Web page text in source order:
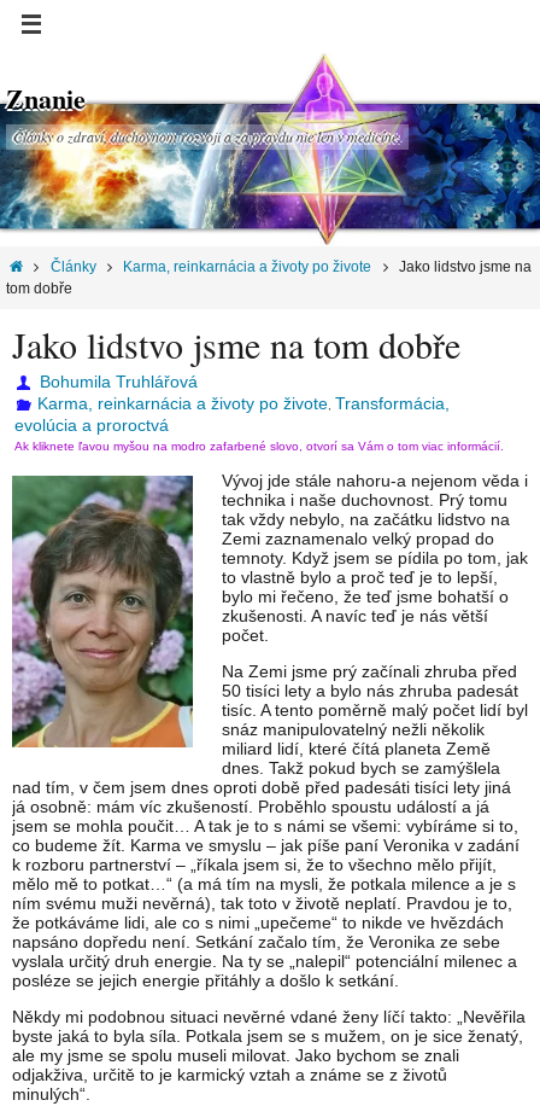
Znanie
Články o zdraví, duchovnom rozvoji a za pravdu nie len v medicíne.
Články Karma, reinkarnácia a životy po živote
Jako lidstvo jsme na
tom dobře
Jako lidstvo jsme na tom dobře
Bohumila Truhlářová
Karma, reinkarnácia a životy po živote Transformácia,
evolúcia a proroctvá
Ak kliknete ľavou myšou na modro zafarbené slovo, otvorí sa Vám o tom viac informácií.
Vývoj jde stále nahoru-a nejenom věda i
technika i naše duchovnost. Prý tomu
tak vždy nebylo, na začátku lidstvo na
Zemi zaznamenalo velký propad do
temnoty. Když jsem se pídila po tom, jak
to vlastně bylo a proč teď je to lepší,
bylo mi řečeno, že teď jsme bohatší o
zkušenosti. A navíc teď je nás větší
počet.
Na Zemi jsme prý začínali zhruba před
50 tisíci lety a bylo nás zhruba padesát
tisíc. A tento poměrně malý počet lidí byl
snáz manipulovatelný nežli několik
miliard lidí, které čítá planeta Země
dnes. Takž pokud bych se zamýšlela
nad tím, v čem jsem dnes oproti době před padesáti tisíci lety jiná
já osobně: mám víc zkušeností. Proběhlo spoustu událostí a já
jsem se mohla poučit… A tak je to s námi se všemi: vybíráme si to,
co budeme žít. Karma ve smyslu – jak píše paní Veronika v zadání
k rozboru partnerství – „říkala jsem si, že to všechno mělo přijít,
mělo mě to potkat…“ (a má tím na mysli, že potkala milence a je s
ním svému muži nevěrná), tak toto v životě neplatí. Pravdou je to,
že potkáváme lidi, ale co s nimi „upečeme“ to nikde ve hvězdách
napsáno dopředu není. Setkání začalo tím, že Veronika ze sebe
vyslala určitý druh energie. Na ty se „nalepil“ potenciální milenec a
posléze se jejich energie přitáhly a došlo k setkání.
Někdy mi podobnou situaci nevěrné vdané ženy líčí takto: „Nevěřila
byste jaká to byla síla. Potkala jsem se s mužem, on je sice ženatý,
ale my jsme se spolu museli milovat. Jako bychom se znali
odjakživa, určitě to je karmický vztah a známe se z životů
minulých“.